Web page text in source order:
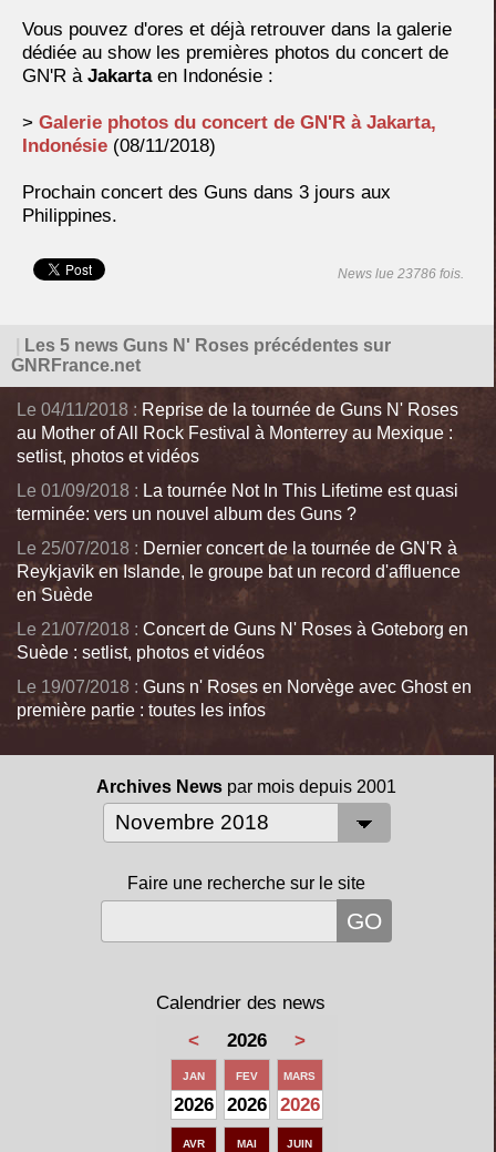
Vous pouvez d'ores et déjà retrouver dans la galerie
dédiée au show les premières photos du concert de
GN'R à Jakartaen Indonésie :
> Galerie photos du concert de GN'R à Jakarta,
Indonésie (08/11/2018)
Prochain concert des Guns dans 3 jours aux
Philippines.
News lue 23786 fois.
Les 5 news Guns N' Roses précédentes sur
GNRFrance.net
Le 04/11/2018 : Reprise de la tournée de Guns N' Roses
au Mother of All Rock Festival à Monterrey au Mexique :
setlist, photos et vidéos
Le 01/09/2018 : La tournée Not In This Lifetime est quasi
terminée: vers un nouvel album des Guns ?
Le 25/07/2018 : Dernier concert de la tournée de GN'R à
Reykjavik en Islande, le groupe bat un record d'affluence
en Suède
Le 21/07/2018 : Concert de Guns N' Roses à Goteborg en
Suède : setlist, photos et vidéos
Le 19/07/2018 : Guns n' Roses en Norvège avec Ghost en
première partie : toutes les infos
Archives News par mois depuis 2001
Faire une recherche sur le site
Calendrier des news
<
2026 >
JAN
2026
FEV
2026
MARS
2026
AVR MAI JUIN